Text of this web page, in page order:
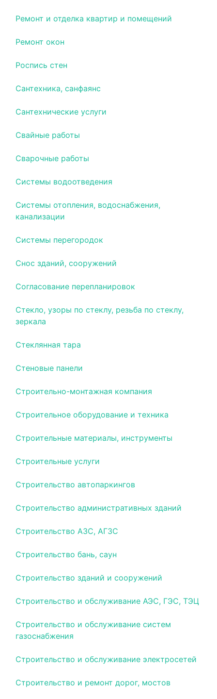
Ремонт и отделка квартир и помещений
Ремонт окон
Роспись стен
Сантехника, санфаянс
Сантехнические услуги
Свайные работы
Сварочные работы
Системы водоотведения
Системы отопления, водоснабжения,
канализации
Системы перегородок
Снос зданий, сооружений
Согласование перепланировок
Стекло, узоры по стеклу, резьба по стеклу,
зеркала
Стеклянная тара
Стеновые панели
Строительно-монтажная компания
Строительное оборудование и техника
Строительные материалы, инструменты
Строительные услуги
Строительство автопаркингов
Строительство административных зданий
Строительство АЗС, АГЗС
Строительство бань, саун
Строительство зданий и сооружений
Строительство и обслуживание АЭС, ГЭС, ТЭЦ
Строительство и обслуживание систем
газоснабжения
Строительство и обслуживание электросетей
Строительство и ремонт дорог, мостов